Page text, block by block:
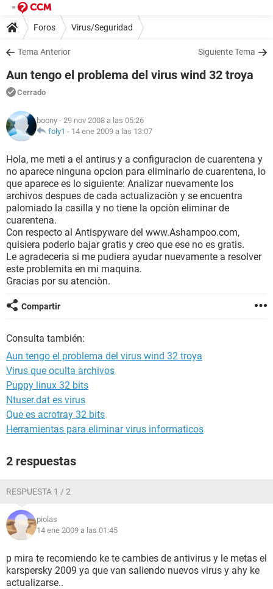
Foros Virus/Seguridad
Tema Anterior Siguiente Tema
Aun tengo el problema del virus wind 32 troya
Cerrado
boony - 29 nov 2008 a las 05:26
foly1 - 14 ene 2009 a las 13:07
Hola, me meti a el antirus y a configuracion de cuarentena y
no aparece ninguna opcion para eliminarlo de cuarentena, lo
que aparece es lo siguiente: Analizar nuevamente los
archivos despues de cada actualizaciòn y se encuentra
palomiado la casilla y no tiene la opciòn eliminar de
cuarentena.
Con respecto al Antispyware del www.Ashampoo.com,
quisiera poderlo bajar gratis y creo que ese no es gratis.
Le agradeceria si me pudiera ayudar nuevamente a resolver
este problemita en mi maquina.
Gracias por su atenciòn.
Compartir
Consulta también:
Aun tengo el problema del virus wind 32 troya
Virus que oculta archivos
Puppy linux 32 bits
Ntuser.dat es virus
Que es acrotray 32 bits
Herramientas para eliminar virus informaticos
2 respuestas
RESPUESTA 1 / 2
piolas
14 ene 2009 a las 01:45
p mira te recomiendo ke te cambies de antivirus y le metas el
karspersky 2009 ya que van saliendo nuevos virus y ahy ke
actualizarse..